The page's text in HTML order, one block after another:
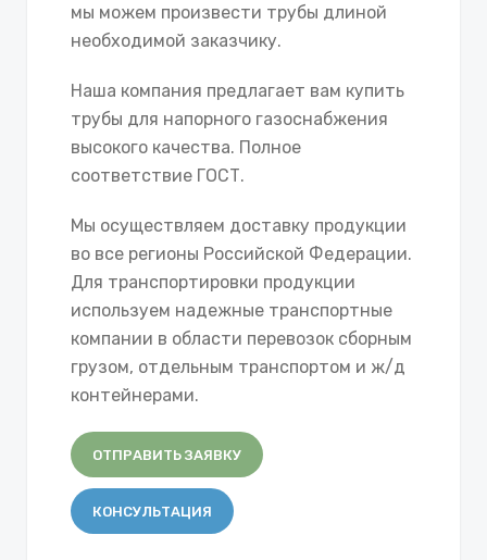
мы можем произвести трубы длиной
необходимой заказчику.
Наша компания предлагает вам купить
трубы для напорного газоснабжения
высокого качества. Полное
соответствие ГОСТ.
Мы осуществляем доставку продукции
во все регионы Российской Федерации.
Для транспортировки продукции
используем надежные транспортные
компании в области перевозок сборным
грузом, отдельным транспортом и ж/д
контейнерами.
ОТПРАВИТЬ ЗАЯВКУ
КОНСУЛЬТАЦИЯ